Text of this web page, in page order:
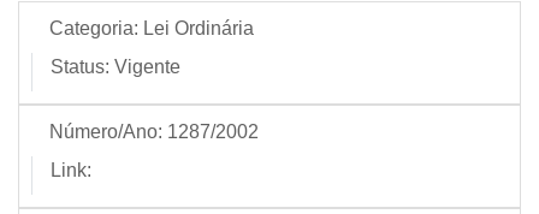
Categoria: Lei Ordinária
Status: Vigente
Número/Ano: 1287/2002
Link: